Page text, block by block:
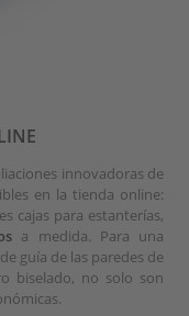
innovadoras de
en la tienda online:
cajas para estanterías,
a medida. Para una
guía de las paredes de
biselado, no solo son